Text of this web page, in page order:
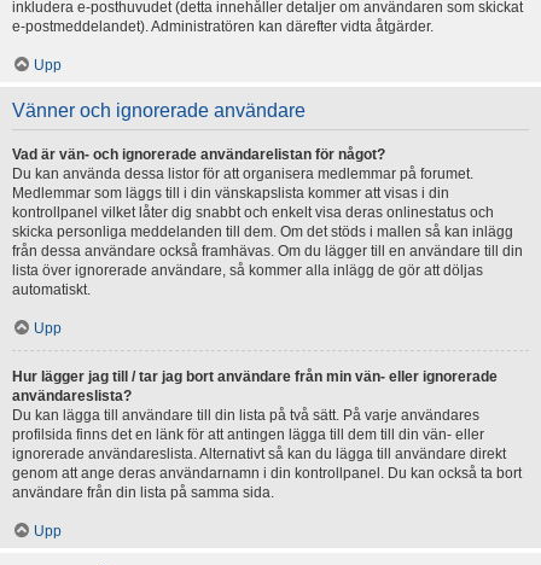
inkludera e-posthuvudet (detta innehåller detaljer om användaren som skickat
e-postmeddelandet). Administratören kan därefter vidta åtgärder.
Upp
Vänner och ignorerade användare
Vad är vän- och ignorerade användarelistan för något?
Du kan använda dessa listor för att organisera medlemmar på forumet.
Medlemmar som läggs till i din vänskapslista kommer att visas i din
kontrollpanel vilket låter dig snabbt och enkelt visa deras onlinestatus och
skicka personliga meddelanden till dem. Om det stöds i mallen så kan inlägg
från dessa användare också framhävas. Om du lägger till en användare till din
lista över ignorerade användare, så kommer alla inlägg de gör att döljas
automatiskt.
Upp
Hur lägger jag till / tar jag bort användare från min vän- eller ignorerade
användareslista?
Du kan lägga till användare till din lista på två sätt. På varje användares
profilsida finns det en länk för att antingen lägga till dem till din vän- eller
ignorerade användareslista. Alternativt så kan du lägga till användare direkt
genom att ange deras användarnamn i din kontrollpanel. Du kan också ta bort
användare från din lista på samma sida.
Upp